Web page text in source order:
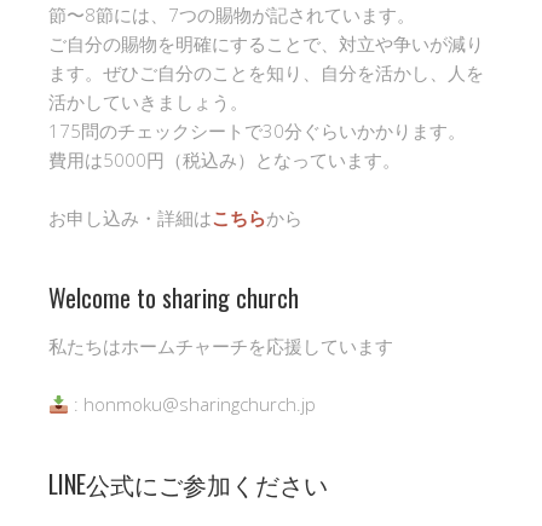
節〜8節には、7つの賜物が記されています。
ご自分の賜物を明確にすることで、対立や争いが減り
ます。ぜひご自分のことを知り、自分を活かし、人を
活かしていきましょう。
175問のチェックシートで30分ぐらいかかります。
費用は5000円（税込み）となっています。
お申し込み・詳細はこちらから
Welcome to sharing church
私たちはホームチャーチを応援しています
: honmoku@sharingchurch.jp
LINE公式にご参加ください